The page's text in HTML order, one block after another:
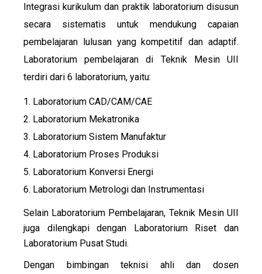
Integrasi kurikulum dan praktik laboratorium disusun
secara sistematis untuk mendukung capaian
pembelajaran lulusan yang kompetitif dan adaptif.
Laboratorium pembelajaran di Teknik Mesin UII
terdiri dari 6 laboratorium, yaitu:
1. Laboratorium CAD/CAM/CAE
2. Laboratorium Mekatronika
3. Laboratorium Sistem Manufaktur
4. Laboratorium Proses Produksi
5. Laboratorium Konversi Energi
6. Laboratorium Metrologi dan Instrumentasi
Selain Laboratorium Pembelajaran, Teknik Mesin UII
juga dilengkapi dengan Laboratorium Riset dan
Laboratorium Pusat Studi.
Dengan bimbingan teknisi ahli dan dosen